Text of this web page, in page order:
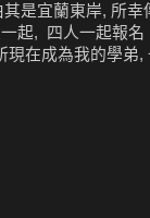
是宜蘭東岸, 所
起, 四人一起報名
現在成為我的學弟